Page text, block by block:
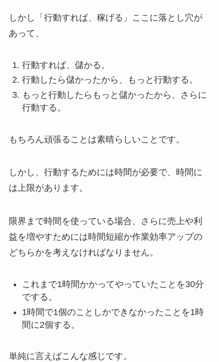
しかし「行動すれば、稼げる」ここに落とし穴が
あって、
行動すれば、儲かる。
行動したら儲かったから、もっと行動する。
もっと行動したらもっと儲かったから、さらに
行動する。
もちろん頑張ることは素晴らしいことです。
しかし、行動するためには時間が必要で、時間に
は上限があります。
限界まで時間を使っている場合、さらに売上や利
益を増やすためには時間短縮か作業効率アップの
どちらかを考えなければなりません。
これまで1時間かかってやっていたことを30分
でする。
1時間で1個のことしかできなかったことを1時
間に2個する。
単純に言えばこんな感じです。